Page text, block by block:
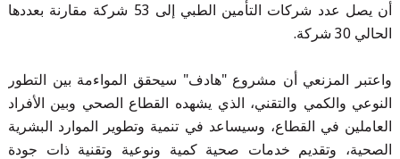
أن يصل عدد شركات التأمين الطبي إلى 53 شركة مقارنة بعددها
الحالي 30 شركة.
واعتبر المزنعي أن مشروع "هادف" سيحقق المواءمة بين التطور
النوعي والكمي والتقني، الذي يشهده القطاع الصحي وبين الأفراد
العاملين في القطاع، وسيساعد في تنمية وتطوير الموارد البشرية
الصحية، وتقديم خدمات صحية كمية ونوعية وتقنية ذات جودة